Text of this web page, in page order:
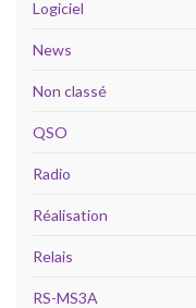
Logiciel
News
Non classé
QSO
Radio
Réalisation
Relais
RS-MS3A